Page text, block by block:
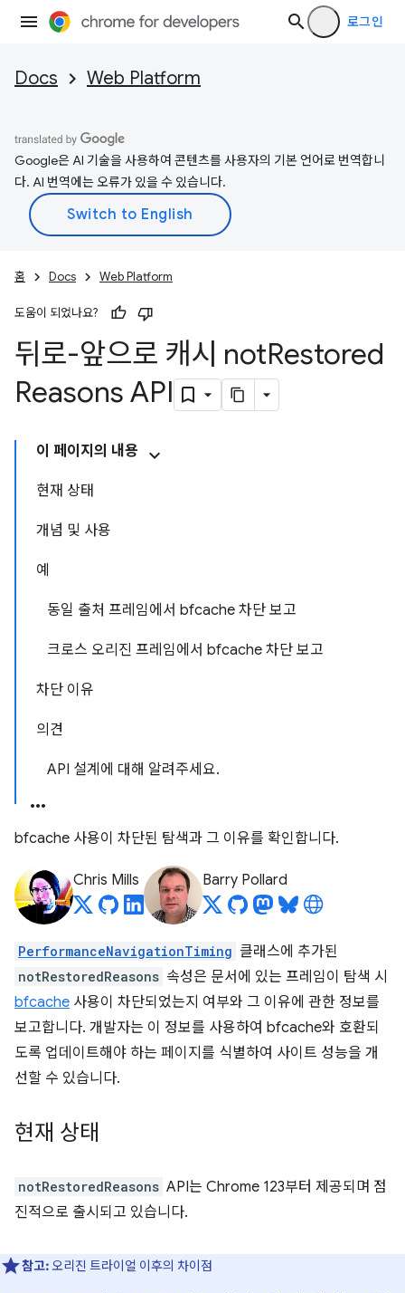
로그인
Docs Web Platform
Google은 AI 기술을 사용하여 콘텐츠를 사용자의 기본 언어로 번역합니
다. AI 번역에는 오류가 있을 수 있습니다.
홈 Docs Web Platform
도움이 되었나요?
뒤로-앞으로 캐시 notRestored
Reasons API
이 페이지의 내용
현재 상태
개념 및 사용
예
동일 출처 프레임에서 bfcache 차단 보고
크로스 오리진 프레임에서 bfcache 차단 보고
차단 이유
의견
API 설계에 대해 알려주세요.
bfcache 사용이 차단된 탐색과 그 이유를 확인합니다.
Chris Mills Barry Pollard
PerformanceNavigationTiming 클래스에 추가된
notRestoredReasons 속성은 문서에 있는 프레임이 탐색 시
bfcache 사용이 차단되었는지 여부와 그 이유에 관한 정보를
보고합니다. 개발자는 이 정보를 사용하여 bfcache와 호환되
도록 업데이트해야 하는 페이지를 식별하여 사이트 성능을 개
선할 수 있습니다.
현재 상태
notRestoredReasons API는 Chrome 123부터 제공되며 점
진적으로 출시되고 있습니다.
참고:오리진 트라이얼 이후의 차이점